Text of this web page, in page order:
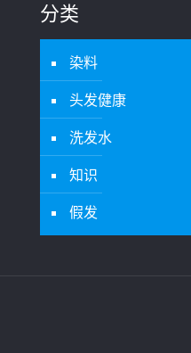
分类
染料
头发健康
洗发水
知识
假发